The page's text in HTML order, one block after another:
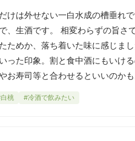
けは外せない一白水成の槽垂れ
、生酒です。 相変わらずの旨さ
ためか、落ち着いた味に感じま
った印象。割と食中酒にもいけ
お寿司等と合わせるといいのかも
桃 #冷酒で飲みたい